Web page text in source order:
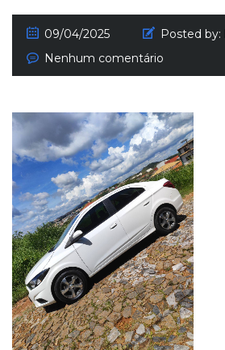
09/04/2025 Posted by:
Nenhum comentário